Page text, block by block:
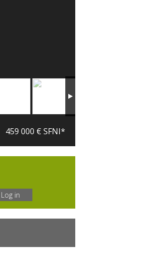
459 000 € SFNI*
Log in